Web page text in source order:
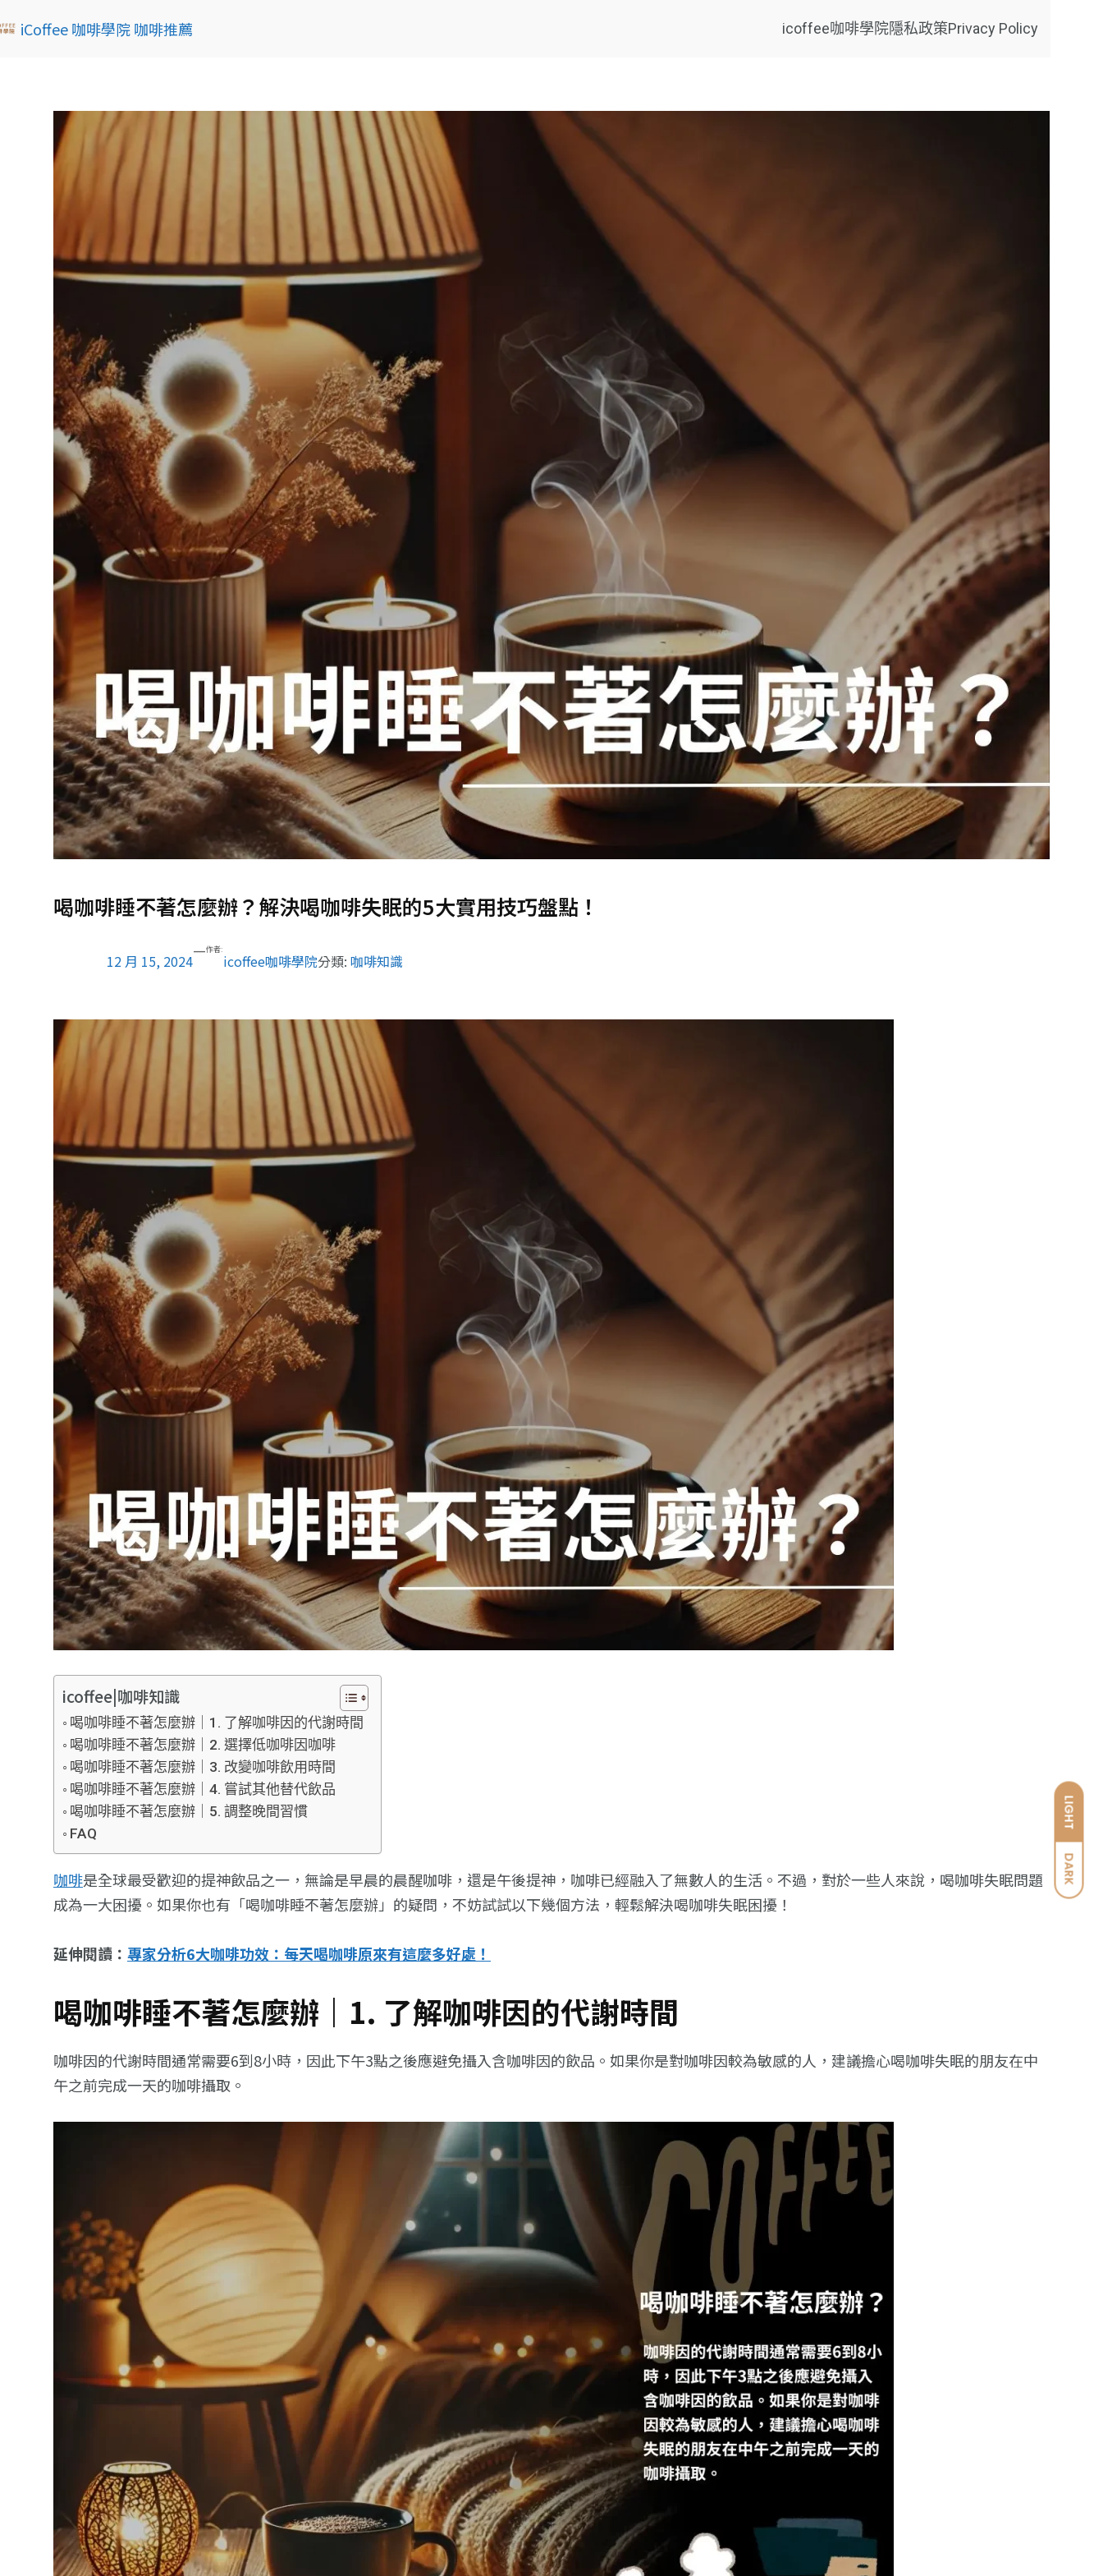
LIGHT
DARK
iCoffee 咖啡學院 咖啡推薦 icoffee咖啡學院隱私政策Privacy Policy
喝咖啡睡不著怎麼辦？解決喝咖啡失眠的5大實用技巧盤點！
12 月 15, 2024
—作者:
icoffee咖啡學院分類: 咖啡知識
icoffee|咖啡知識
喝咖啡睡不著怎麼辦｜1. 了解咖啡因的代謝時間
喝咖啡睡不著怎麼辦｜2. 選擇低咖啡因咖啡
喝咖啡睡不著怎麼辦｜3. 改變咖啡飲用時間
喝咖啡睡不著怎麼辦｜4. 嘗試其他替代飲品
喝咖啡睡不著怎麼辦｜5. 調整晚間習慣
FAQ
咖啡是全球最受歡迎的提神飲品之一，無論是早晨的晨醒咖啡，還是午後提神，咖啡已經融入了無數人的生活。不過，對於一些人來說，喝咖啡失眠問題
成為一大困擾。如果你也有「喝咖啡睡不著怎麼辦」的疑問，不妨試試以下幾個方法，輕鬆解決喝咖啡失眠困擾！
延伸閱讀： 專家分析6大咖啡功效：每天喝咖啡原來有這麼多好處！
喝咖啡睡不著怎麼辦｜1. 了解咖啡因的代謝時間
咖啡因的代謝時間通常需要6到8小時，因此下午3點之後應避免攝入含咖啡因的飲品。如果你是對咖啡因較為敏感的人，建議擔心喝咖啡失眠的朋友在中
午之前完成一天的咖啡攝取。